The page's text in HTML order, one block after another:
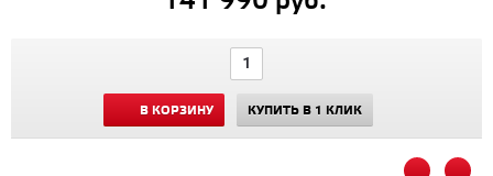
В КОРЗИНУ КУПИТЬ В 1 КЛИК